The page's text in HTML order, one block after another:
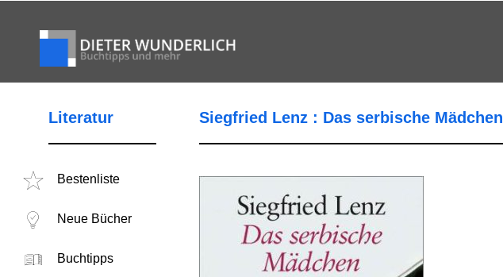
Literatur
Bestenliste
Neue Bücher
Buchtipps
Siegfried Lenz : Das serbische Mädchen